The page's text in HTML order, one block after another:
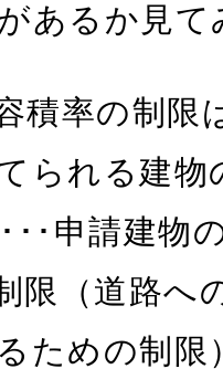
あるか見
積率の制限
られる建
･･申請建物
限（道路へ
ための制限